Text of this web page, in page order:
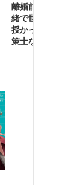
離婚前夜に内
緒で世継ぎを
授かったら～
策士な御曹司